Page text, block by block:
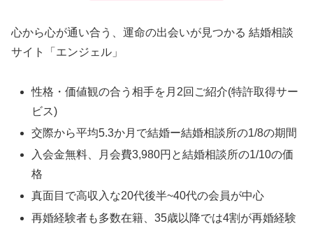
心から心が通い合う、運命の出会いが見つかる 結婚相談
サイト「エンジェル」
性格・価値観の合う相手を月2回ご紹介(特許取得サー
ビス)
交際から平均5.3か月で結婚ー結婚相談所の1/8の期間
入会金無料、月会費3,980円と結婚相談所の1/10の価
格
真面目で高収入な20代後半~40代の会員が中心
再婚経験者も多数在籍、35歳以降では4割が再婚経験